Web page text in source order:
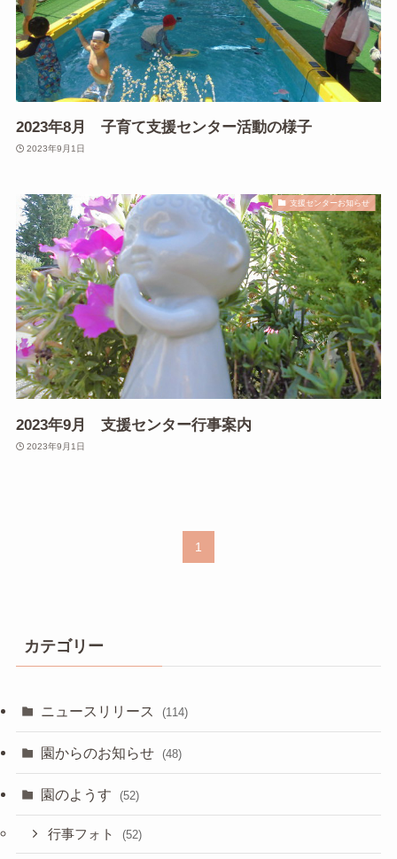
2023年8月 子育て支援センター活動の様子
2023年9月1日
支援センターお知らせ
2023年9月 支援センター行事案内
2023年9月1日
1
カテゴリー
ニュースリリース (114)
園からのお知らせ (48)
園のようす (52)
行事フォト (52)